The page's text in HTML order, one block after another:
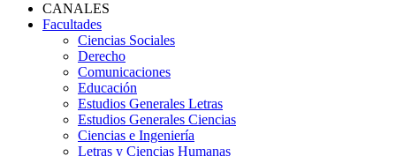
CANALES
Facultades
Ciencias Sociales
Derecho
Comunicaciones
Educación
Estudios Generales Letras
Estudios Generales Ciencias
Ciencias e Ingeniería
Letras y Ciencias Humanas